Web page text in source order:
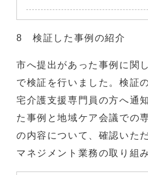
8 検証した事例の紹介
市へ提出があった事例に関
で検証を行いました。検証
宅介護支援専門員の方へ通
た事例と地域ケア会議での
の内容について、確認いた
マネジメント業務の取り組